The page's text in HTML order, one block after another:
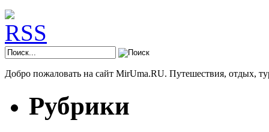
Добро пожаловать на сайт MirUma.RU. Путешествия, отдых,
Рубрики